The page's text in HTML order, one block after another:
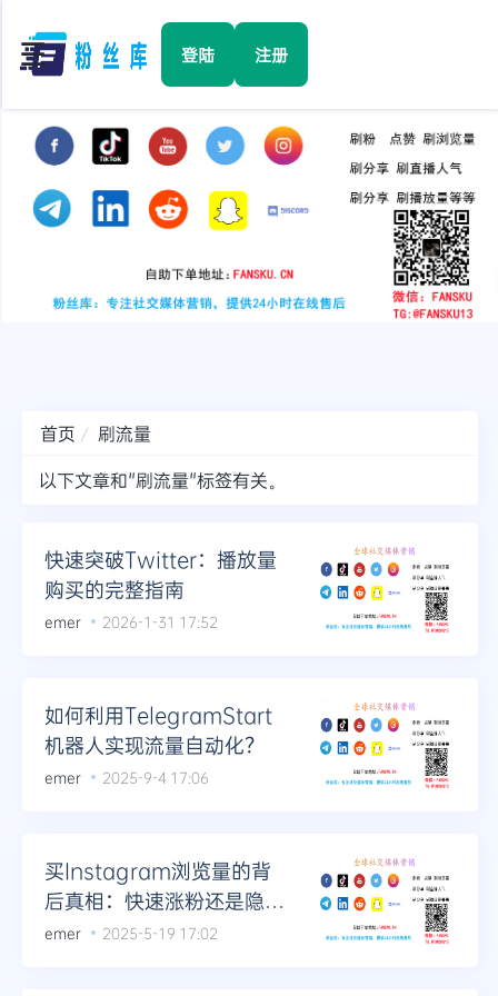
☰ 登陆 注册
Facebook
TikTok
YouTube
Telegram
更多
首页
刷流量
以下文章和"刷流量"标签有关。
快速突破Twitter：播放量
购买的完整指南
emer 2026-1-31 17:52
如何利用TelegramStart
机器人实现流量自动化？
emer 2025-9-4 17:06
买Instagram浏览量的背
后真相：快速涨粉还是隐藏
风险？
emer 2025-5-19 17:02